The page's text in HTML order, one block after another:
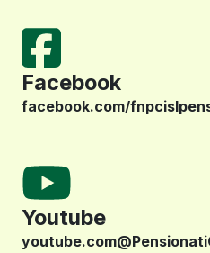
Facebook
facebook.com/
Youtube